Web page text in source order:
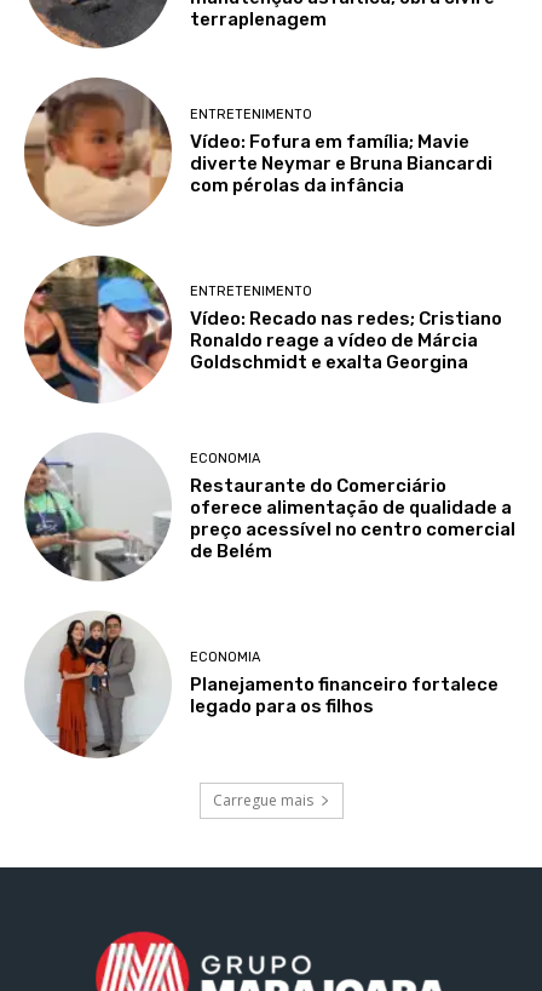
terraplenagem
ENTRETENIMENTO
Vídeo: Fofura em família; Mavie
diverte Neymar e Bruna Biancardi
com pérolas da infância
ENTRETENIMENTO
Vídeo: Recado nas redes; Cristiano
Ronaldo reage a vídeo de Márcia
Goldschmidt e exalta Georgina
ECONOMIA
Restaurante do Comerciário
oferece alimentação de qualidade a
preço acessível no centro comercial
de Belém
ECONOMIA
Planejamento financeiro fortalece
legado para os filhos
Carregue mais